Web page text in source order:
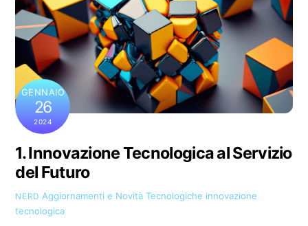
GENNAIO
26
2024
1. Innovazione Tecnologica al Servizio
del Futuro
NERD Aggiornamenti e Novità Tecnologiche innovazione
tecnologica